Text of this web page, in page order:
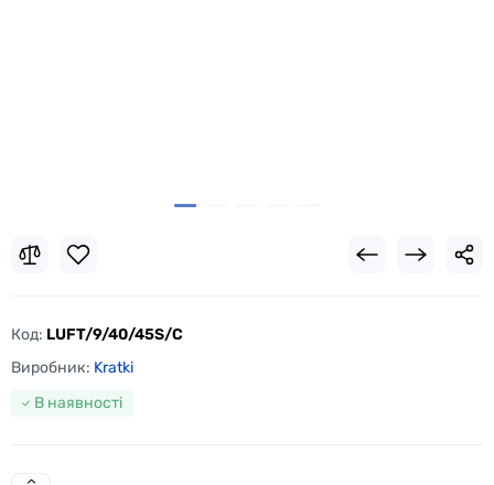
Код: LUFT/9/40/45S/C
Виробник: Kratki
В наявності